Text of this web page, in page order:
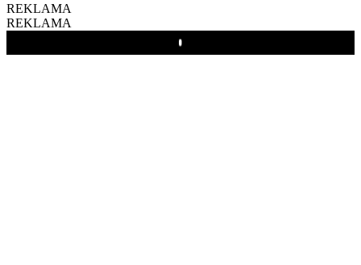
REKLAMA
REKLAMA
Play